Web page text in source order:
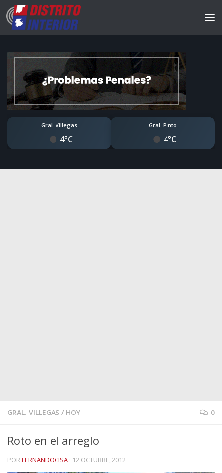
Gral. Villegas
4°C
Gral. Pinto
4°C
GRAL. VILLEGAS / HOY 0
Roto en el arreglo
PORFERNANDOCISA · 12 OCTUBRE, 2012